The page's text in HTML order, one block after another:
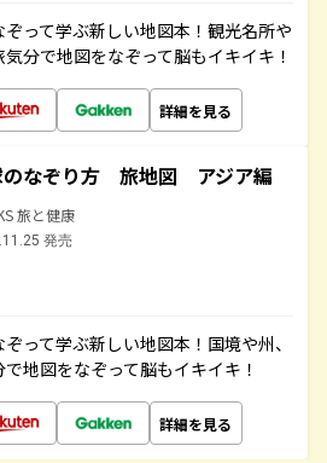
って学ぶ新しい地図本！観光名所や
分で地図をなぞって脳もイキイキ！
詳細を見る
のなぞり方 旅地図 アジア編
旅と健康
発売
って学ぶ新しい地図本！国境や州、
地図をなぞって脳もイキイキ！
詳細を見る